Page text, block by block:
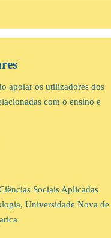
apoiar os utilizadores dos
com o ensino e
Sociais Aplicadas
Universidade Nova de